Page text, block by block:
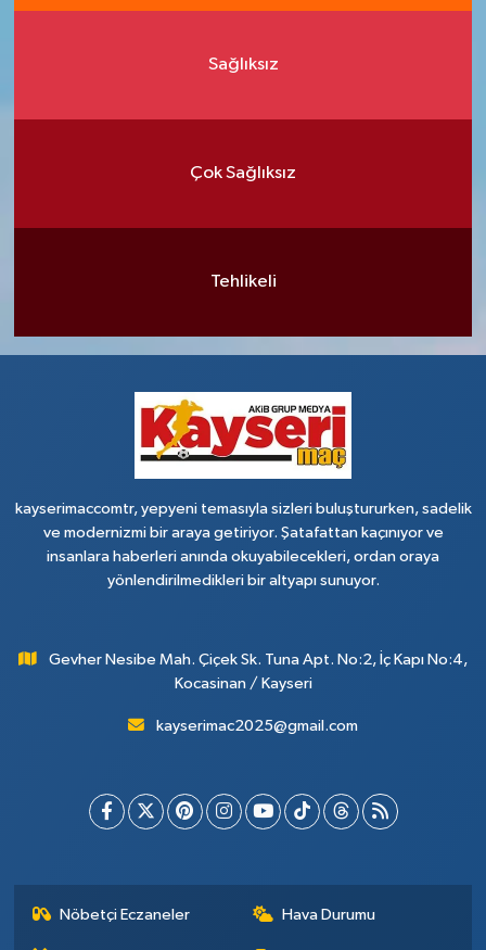
Sağlıksız
Çok Sağlıksız
Tehlikeli
kayserimaccomtr, yepyeni temasıyla sizleri buluştururken, sadelik
ve modernizmi bir araya getiriyor. Şatafattan kaçınıyor ve
insanlara haberleri anında okuyabilecekleri, ordan oraya
yönlendirilmedikleri bir altyapı sunuyor.
Gevher Nesibe Mah. Çiçek Sk. Tuna Apt. No:2, İç Kapı No:4,
Kocasinan / Kayseri
kayserimac2025@gmail.com
Nöbetçi Eczaneler Hava Durumu